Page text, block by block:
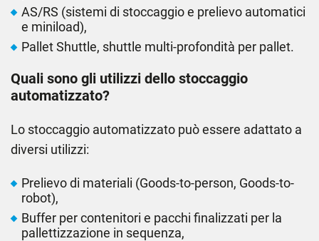
AS/RS (sistemi di stoccaggio e prelievo automatici
e miniload),
Pallet Shuttle, shuttle multi-profondità per pallet.
Quali sono gli utilizzi dello stoccaggio
automatizzato?
Lo stoccaggio automatizzato può essere adattato a
diversi utilizzi:
Prelievo di materiali (Goods-to-person, Goods-to-
robot),
Buffer per contenitori e pacchi finalizzati per la
pallettizzazione in sequenza,